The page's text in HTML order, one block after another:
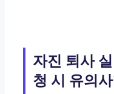
자진 퇴사
청 시 유의